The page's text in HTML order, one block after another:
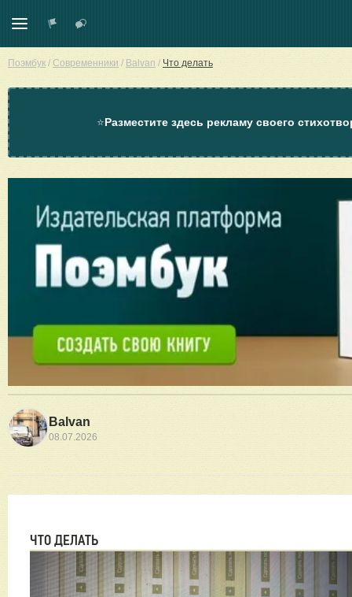
Поэмбук / Современники / Balvan / Что делать
⭐Разместите здесь рекламу своего
Balvan
08.07.2026
ЧТО ДЕЛАТЬ